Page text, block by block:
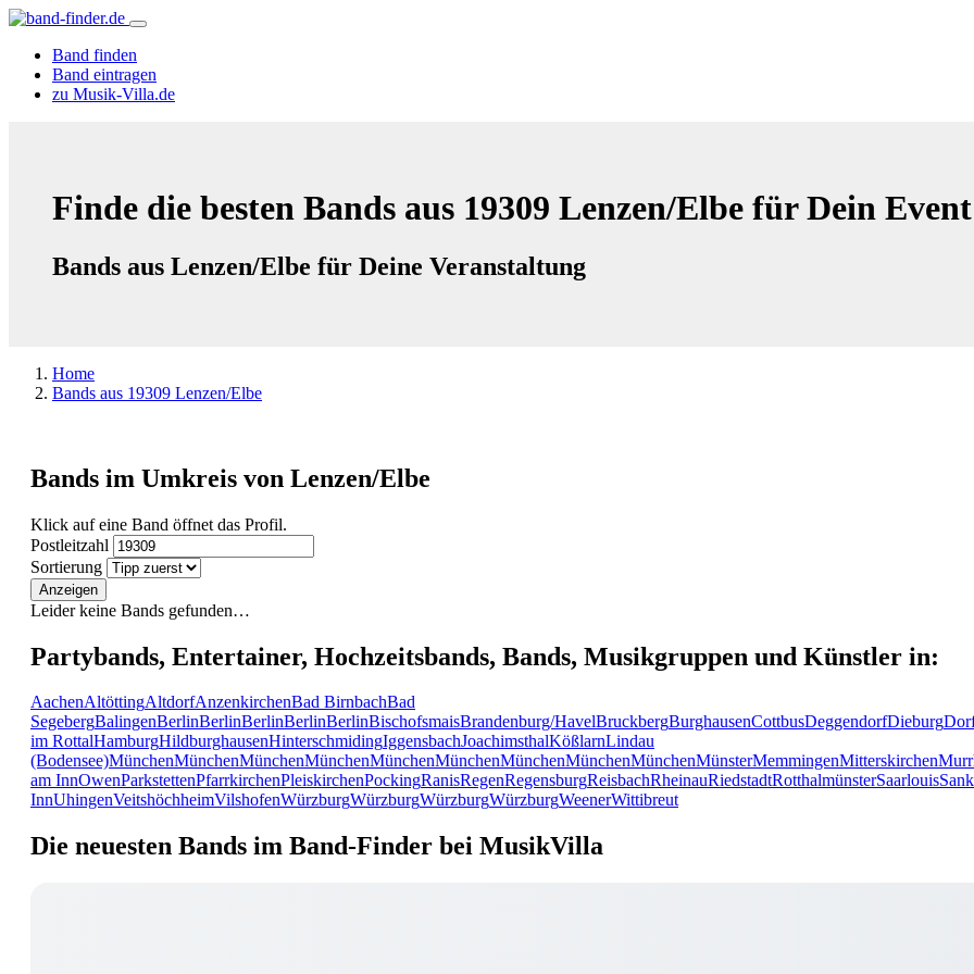
Band finden
Band eintragen
zu Musik-Villa.de
Finde die besten Bands aus 19309 Lenzen/Elbe für Dein Event
Bands aus Lenzen/Elbe für Deine Veranstaltung
Home
Bands aus 19309 Lenzen/Elbe
Bands im Umkreis von Lenzen/Elbe
Klick auf eine Band öffnet das Profil.
Postleitzahl
Sortierung
Anzeigen
Leider keine Bands gefunden…
Partybands, Entertainer, Hochzeitsbands, Bands, Musikgruppen und Künstler in:
AachenAltöttingAltdorfAnzenkirchenBad BirnbachBad
SegebergBalingenBerlinBerlinBerlinBerlinBerlinBischofsmaisBrandenburg/HavelBruckbergBurghausenCottbusDeggendorfDieburg
im RottalHamburgHildburghausenHinterschmidingIggensbachJoachimsthalKößlarnLindau
(Bodensee)MünchenMünchenMünchenMünchenMünchenMünchenMünchenMünchenMünchenMünsterMemmingenMitterskirchen
am InnOwenParkstettenPfarrkirchenPleiskirchenPockingRanisRegenRegensburgReisbachRheinauRiedstadtRotthalmünsterSaarlouis
InnUhingenVeitshöchheimVilshofenWürzburgWürzburgWürzburgWürzburgWeenerWittibreut
Die neuesten Bands im Band-Finder bei MusikVilla